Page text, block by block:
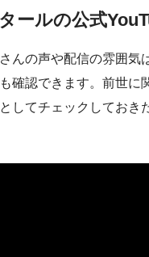
ールの公式
んの声や配信の雰囲気
確認できます。前世に
してチェックしておき